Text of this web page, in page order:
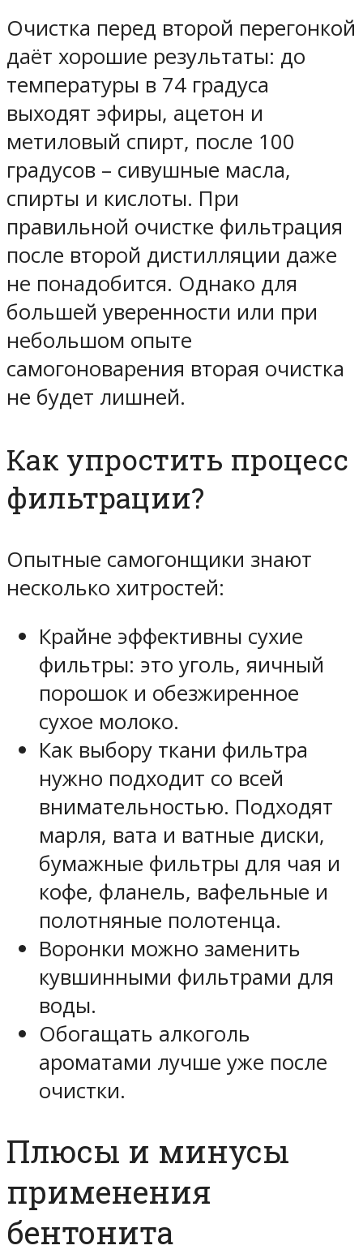
Очистка перед второй перегонкой
даёт хорошие результаты: до
температуры в 74 градуса
выходят эфиры, ацетон и
метиловый спирт, после 100
градусов – сивушные масла,
спирты и кислоты. При
правильной очистке фильтрация
после второй дистилляции даже
не понадобится. Однако для
большей уверенности или при
небольшом опыте
самогоноварения вторая очистка
не будет лишней.
Как упростить процесс
фильтрации?
Опытные самогонщики знают
несколько хитростей:
Крайне эффективны сухие
фильтры: это уголь, яичный
порошок и обезжиренное
сухое молоко.
Как выбору ткани фильтра
нужно подходит со всей
внимательностью. Подходят
марля, вата и ватные диски,
бумажные фильтры для чая и
кофе, фланель, вафельные и
полотняные полотенца.
Воронки можно заменить
кувшинными фильтрами для
воды.
Обогащать алкоголь
ароматами лучше уже после
очистки.
Плюсы и минусы
применения
бентонита